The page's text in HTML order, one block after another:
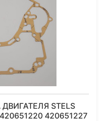
STELS
420651227